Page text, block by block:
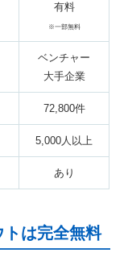
有料
※一部無料
ベンチャー
大手企業
72,800件
5,000人以上
あり
トは完全無料